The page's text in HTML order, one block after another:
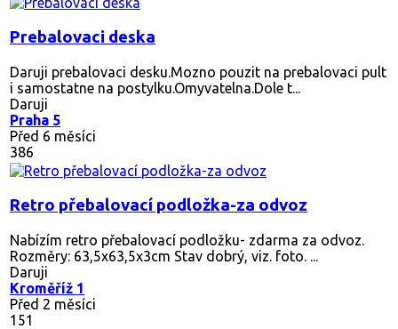
Prebalovaci deska
Daruji prebalovaci desku.Mozno pouzit na prebalovaci pult
i samostatne na postylku.Omyvatelna.Dole t...
Daruji
Praha 5
Před 6 měsíci
386
Retro přebalovací podložka-za odvoz
Nabízím retro přebalovací podložku- zdarma za odvoz.
Rozměry: 63,5x63,5x3cm Stav dobrý, viz. foto. ...
Daruji
Kroměříž 1
Před 2 měsíci
151